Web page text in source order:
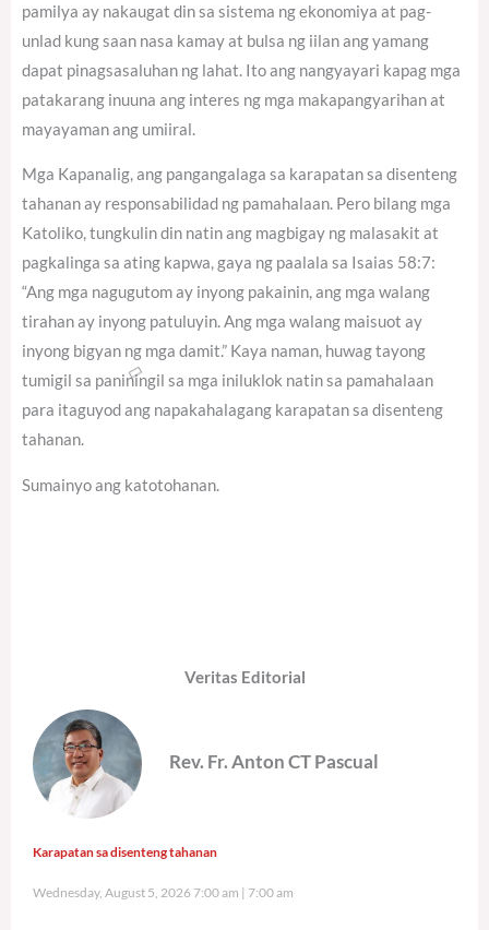
pamilya ay nakaugat din sa sistema ng ekonomiya at pag-
unlad kung saan nasa kamay at bulsa ng iilan ang yamang
dapat pinagsasaluhan ng lahat. Ito ang nangyayari kapag mga
patakarang inuuna ang interes ng mga makapangyarihan at
mayayaman ang umiiral.
Mga Kapanalig, ang pangangalaga sa karapatan sa disenteng
tahanan ay responsabilidad ng pamahalaan. Pero bilang mga
Katoliko, tungkulin din natin ang magbigay ng malasakit at
pagkalinga sa ating kapwa, gaya ng paalala sa Isaias 58:7:
“Ang mga nagugutom ay inyong pakainin, ang mga walang
tirahan ay inyong patuluyin. Ang mga walang maisuot ay
inyong bigyan ng mga damit.” Kaya naman, huwag tayong
tumigil sa paniningil sa mga iniluklok natin sa pamahalaan
para itaguyod ang napakahalagang karapatan sa disenteng
tahanan.
Sumainyo ang katotohanan.
Veritas Editorial
Rev. Fr. Anton CT Pascual
Karapatan sa disenteng tahanan
Wednesday, August 5, 2026 7:00 am 7:00 am